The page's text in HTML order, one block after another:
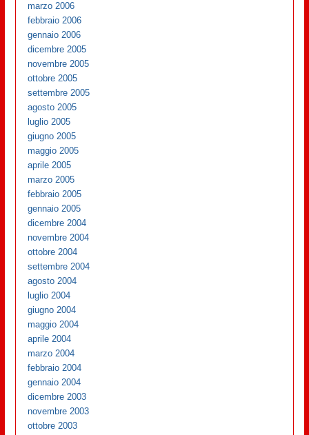
marzo 2006
febbraio 2006
gennaio 2006
dicembre 2005
novembre 2005
ottobre 2005
settembre 2005
agosto 2005
luglio 2005
giugno 2005
maggio 2005
aprile 2005
marzo 2005
febbraio 2005
gennaio 2005
dicembre 2004
novembre 2004
ottobre 2004
settembre 2004
agosto 2004
luglio 2004
giugno 2004
maggio 2004
aprile 2004
marzo 2004
febbraio 2004
gennaio 2004
dicembre 2003
novembre 2003
ottobre 2003